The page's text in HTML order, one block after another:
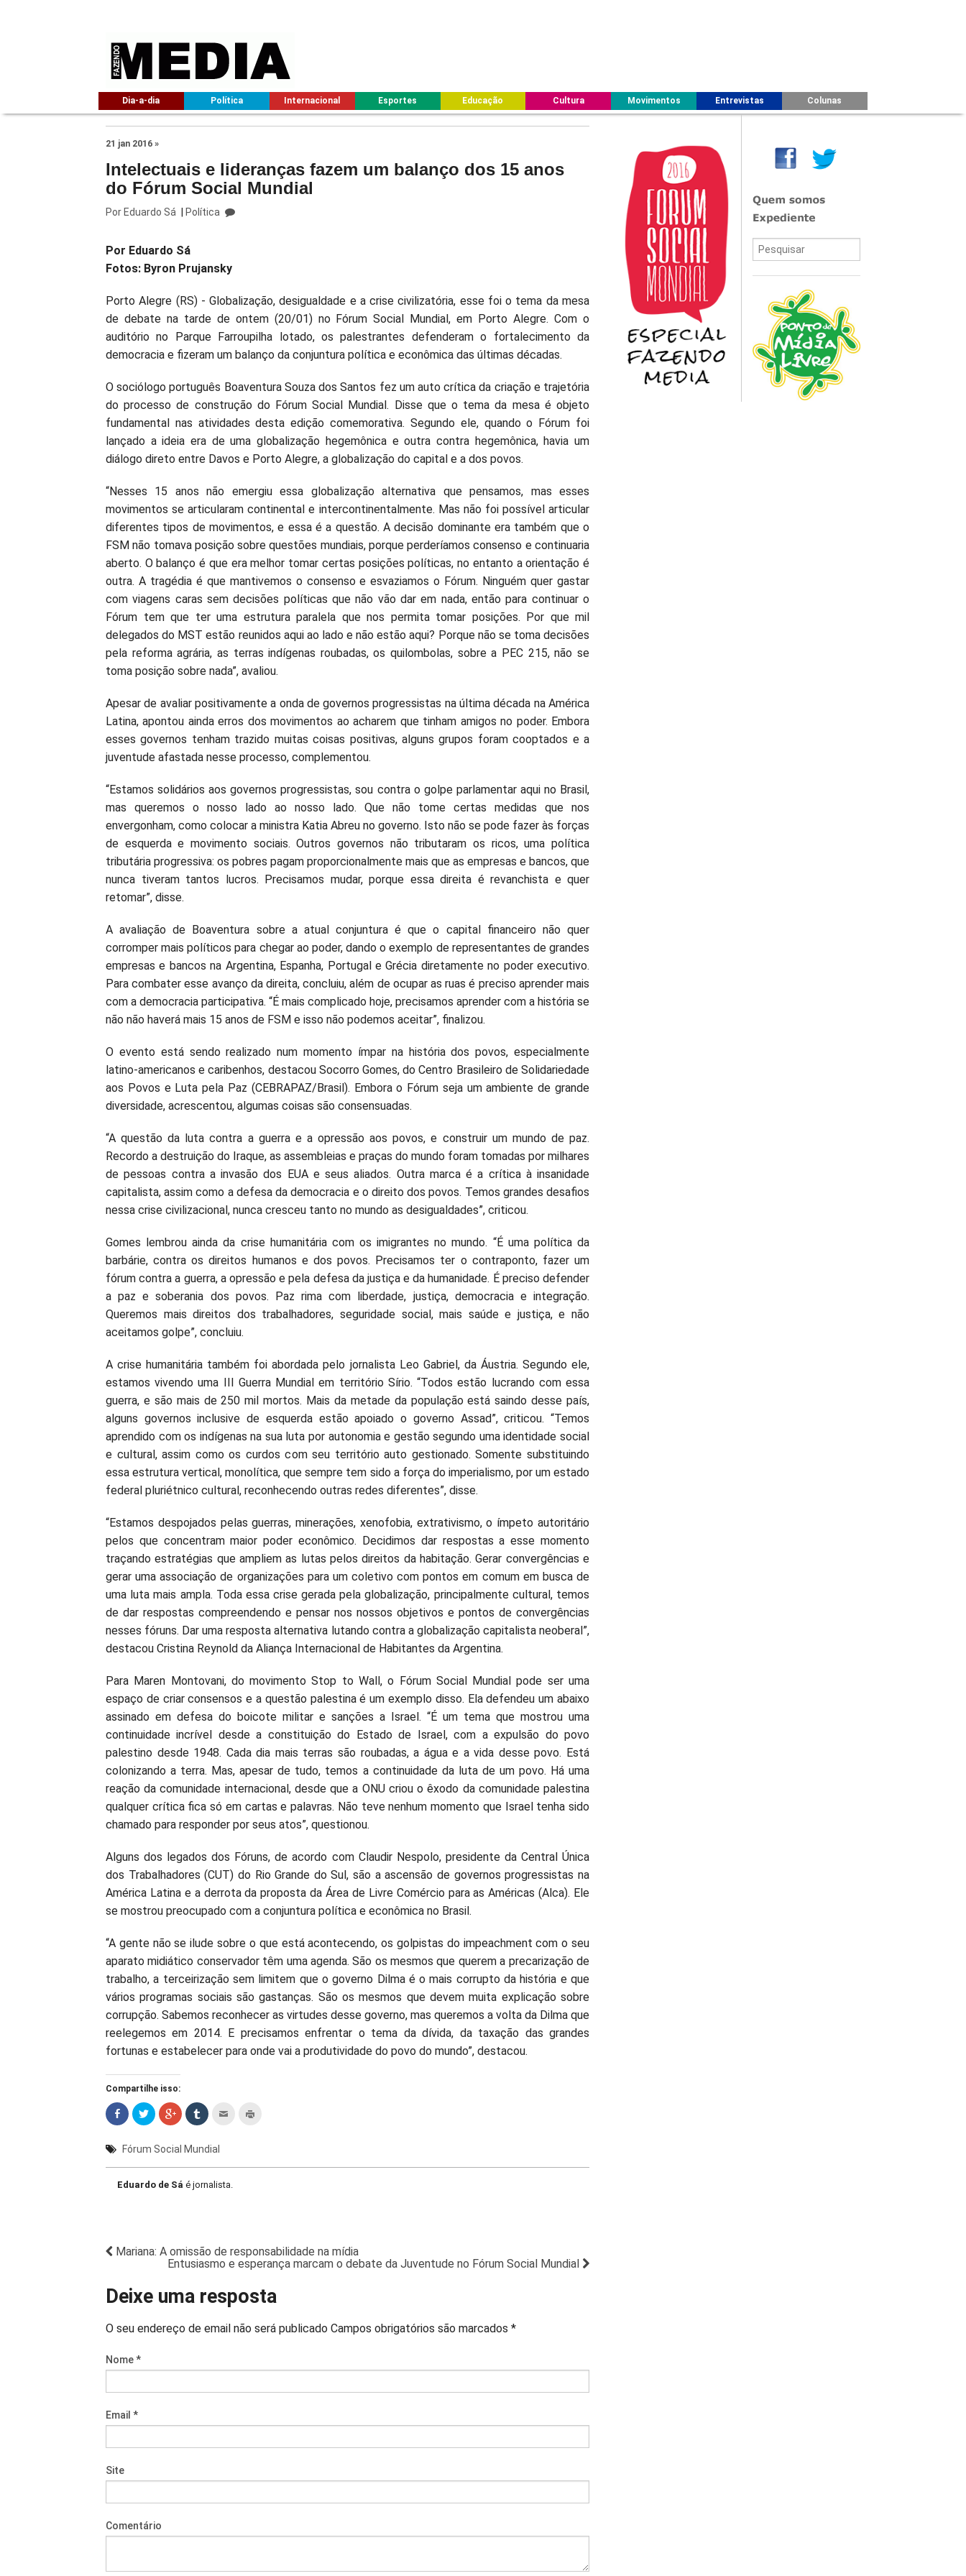
Dia-a-dia Política Internacional Esportes Educação Cultura Movimentos Entrevistas Colunas
21 jan 2016 »
Intelectuais e lideranças fazem um balanço dos 15 anos
do Fórum Social Mundial
PorEduardo Sá | Política
Por Eduardo Sá
Fotos: Byron Prujansky
Porto Alegre (RS) - Globalização, desigualdade e a crise civilizatória, esse foi o tema da mesa
de debate na tarde de ontem (20/01) no Fórum Social Mundial, em Porto Alegre. Com o
auditório no Parque Farroupilha lotado, os palestrantes defenderam o fortalecimento da
democracia e fizeram um balanço da conjuntura política e econômica das últimas décadas.
O sociólogo português Boaventura Souza dos Santos fez um auto crítica da criação e trajetória
do processo de construção do Fórum Social Mundial. Disse que o tema da mesa é objeto
fundamental nas atividades desta edição comemorativa. Segundo ele, quando o Fórum foi
lançado a ideia era de uma globalização hegemônica e outra contra hegemônica, havia um
diálogo direto entre Davos e Porto Alegre, a globalização do capital e a dos povos.
“Nesses 15 anos não emergiu essa globalização alternativa que pensamos, mas esses
movimentos se articularam continental e intercontinentalmente. Mas não foi possível articular
diferentes tipos de movimentos, e essa é a questão. A decisão dominante era também que o
FSM não tomava posição sobre questões mundiais, porque perderíamos consenso e continuaria
aberto. O balanço é que era melhor tomar certas posições políticas, no entanto a orientação é
outra. A tragédia é que mantivemos o consenso e esvaziamos o Fórum. Ninguém quer gastar
com viagens caras sem decisões políticas que não vão dar em nada, então para continuar o
Fórum tem que ter uma estrutura paralela que nos permita tomar posições. Por que mil
delegados do MST estão reunidos aqui ao lado e não estão aqui? Porque não se toma decisões
pela reforma agrária, as terras indígenas roubadas, os quilombolas, sobre a PEC 215, não se
toma posição sobre nada”, avaliou.
Apesar de avaliar positivamente a onda de governos progressistas na última década na América
Latina, apontou ainda erros dos movimentos ao acharem que tinham amigos no poder. Embora
esses governos tenham trazido muitas coisas positivas, alguns grupos foram cooptados e a
juventude afastada nesse processo, complementou.
“Estamos solidários aos governos progressistas, sou contra o golpe parlamentar aqui no Brasil,
mas queremos o nosso lado ao nosso lado. Que não tome certas medidas que nos
envergonham, como colocar a ministra Katia Abreu no governo. Isto não se pode fazer às forças
de esquerda e movimento sociais. Outros governos não tributaram os ricos, uma política
tributária progressiva: os pobres pagam proporcionalmente mais que as empresas e bancos, que
nunca tiveram tantos lucros. Precisamos mudar, porque essa direita é revanchista e quer
retomar”, disse.
A avaliação de Boaventura sobre a atual conjuntura é que o capital financeiro não quer
corromper mais políticos para chegar ao poder, dando o exemplo de representantes de grandes
empresas e bancos na Argentina, Espanha, Portugal e Grécia diretamente no poder executivo.
Para combater esse avanço da direita, concluiu, além de ocupar as ruas é preciso aprender mais
com a democracia participativa. “É mais complicado hoje, precisamos aprender com a história se
não não haverá mais 15 anos de FSM e isso não podemos aceitar”, finalizou.
O evento está sendo realizado num momento ímpar na história dos povos, especialmente
latino-americanos e caribenhos, destacou Socorro Gomes, do Centro Brasileiro de Solidariedade
aos Povos e Luta pela Paz (CEBRAPAZ/Brasil). Embora o Fórum seja um ambiente de grande
diversidade, acrescentou, algumas coisas são consensuadas.
“A questão da luta contra a guerra e a opressão aos povos, e construir um mundo de paz.
Recordo a destruição do Iraque, as assembleias e praças do mundo foram tomadas por milhares
de pessoas contra a invasão dos EUA e seus aliados. Outra marca é a crítica à insanidade
capitalista, assim como a defesa da democracia e o direito dos povos. Temos grandes desafios
nessa crise civilizacional, nunca cresceu tanto no mundo as desigualdades”, criticou.
Gomes lembrou ainda da crise humanitária com os imigrantes no mundo. “É uma política da
barbárie, contra os direitos humanos e dos povos. Precisamos ter o contraponto, fazer um
fórum contra a guerra, a opressão e pela defesa da justiça e da humanidade. É preciso defender
a paz e soberania dos povos. Paz rima com liberdade, justiça, democracia e integração.
Queremos mais direitos dos trabalhadores, seguridade social, mais saúde e justiça, e não
aceitamos golpe”, concluiu.
A crise humanitária também foi abordada pelo jornalista Leo Gabriel, da Áustria. Segundo ele,
estamos vivendo uma III Guerra Mundial em território Sírio. “Todos estão lucrando com essa
guerra, e são mais de 250 mil mortos. Mais da metade da população está saindo desse país,
alguns governos inclusive de esquerda estão apoiado o governo Assad”, criticou. “Temos
aprendido com os indígenas na sua luta por autonomia e gestão segundo uma identidade social
e cultural, assim como os curdos com seu território auto gestionado. Somente substituindo
essa estrutura vertical, monolítica, que sempre tem sido a força do imperialismo, por um estado
federal pluriétnico cultural, reconhecendo outras redes diferentes”, disse.
“Estamos despojados pelas guerras, minerações, xenofobia, extrativismo, o ímpeto autoritário
pelos que concentram maior poder econômico. Decidimos dar respostas a esse momento
traçando estratégias que ampliem as lutas pelos direitos da habitação. Gerar convergências e
gerar uma associação de organizações para um coletivo com pontos em comum em busca de
uma luta mais ampla. Toda essa crise gerada pela globalização, principalmente cultural, temos
de dar respostas compreendendo e pensar nos nossos objetivos e pontos de convergências
nesses fóruns. Dar uma resposta alternativa lutando contra a globalização capitalista neoberal”,
destacou Cristina Reynold da Aliança Internacional de Habitantes da Argentina.
Para Maren Montovani, do movimento Stop to Wall, o Fórum Social Mundial pode ser uma
espaço de criar consensos e a questão palestina é um exemplo disso. Ela defendeu um abaixo
assinado em defesa do boicote militar e sanções a Israel. “É um tema que mostrou uma
continuidade incrível desde a constituição do Estado de Israel, com a expulsão do povo
palestino desde 1948. Cada dia mais terras são roubadas, a água e a vida desse povo. Está
colonizando a terra. Mas, apesar de tudo, temos a continuidade da luta de um povo. Há uma
reação da comunidade internacional, desde que a ONU criou o êxodo da comunidade palestina
qualquer crítica fica só em cartas e palavras. Não teve nenhum momento que Israel tenha sido
chamado para responder por seus atos”, questionou.
Alguns dos legados dos Fóruns, de acordo com Claudir Nespolo, presidente da Central Única
dos Trabalhadores (CUT) do Rio Grande do Sul, são a ascensão de governos progressistas na
América Latina e a derrota da proposta da Área de Livre Comércio para as Américas (Alca). Ele
se mostrou preocupado com a conjuntura política e econômica no Brasil.
“A gente não se ilude sobre o que está acontecendo, os golpistas do impeachment com o seu
aparato midiático conservador têm uma agenda. São os mesmos que querem a precarização de
trabalho, a terceirização sem limitem que o governo Dilma é o mais corrupto da história e que
vários programas sociais são gastanças. São os mesmos que devem muita explicação sobre
corrupção. Sabemos reconhecer as virtudes desse governo, mas queremos a volta da Dilma que
reelegemos em 2014. E precisamos enfrentar o tema da dívida, da taxação das grandes
fortunas e estabelecer para onde vai a produtividade do povo do mundo”, destacou.
Compartilhe isso:
Fórum Social Mundial
Eduardo de Sá é jornalista.
Mariana: A omissão de responsabilidade na mídia
Entusiasmo e esperança marcam o debate da Juventude no Fórum Social Mundial
Deixe uma resposta
O seu endereço de email não será publicado Campos obrigatórios são marcados *
Nome*
Email *
Site
Comentário